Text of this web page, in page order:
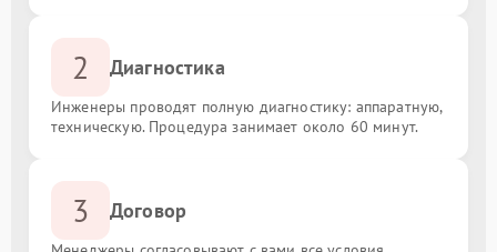
2 Диагностика
Инженеры проводят полную диагностику: аппаратную,
техническую. Процедура занимает около 60 минут.
3 Договор